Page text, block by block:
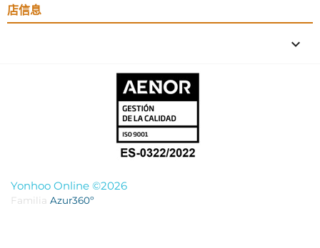
店信息
keyboard_arrow_down
Yonhoo Online ©2026
Familia Azur360º